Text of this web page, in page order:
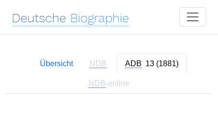
Deutsche Biographie
Übersicht NDB ADB 13 (1881)
NDB-online